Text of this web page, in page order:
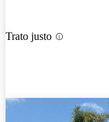
Trato justo